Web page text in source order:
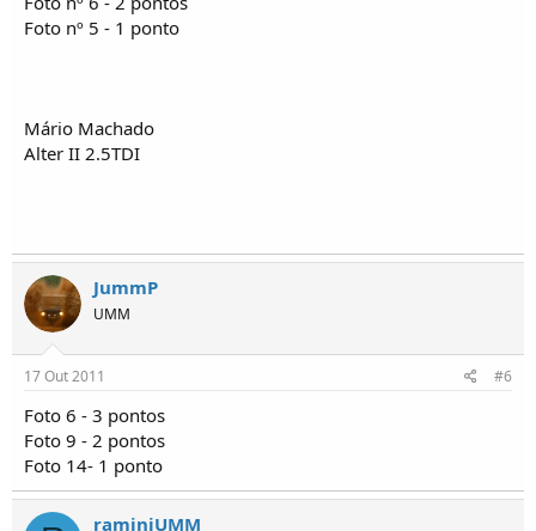
Foto nº 5 - 1 ponto
Mário Machado
Alter II 2.5TDI
JummP
UMM
17 Out 2011 #6
Foto 6 - 3 pontos
Foto 9 - 2 pontos
Foto 14- 1 ponto
raminiUMM